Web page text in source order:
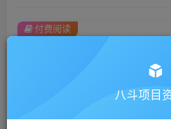
此内容为付费阅读，请付费后查看
会员专
付费阅读
八斗项目